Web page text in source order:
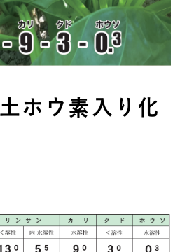
ホウ素入り化